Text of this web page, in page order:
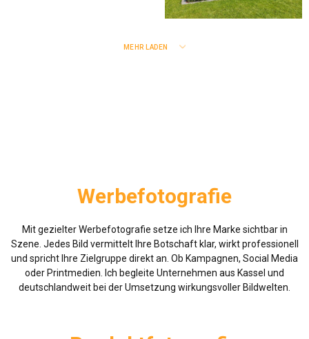
MEHR LADEN
Werbefotografie
Mit gezielter Werbefotografie setze ich Ihre Marke sichtbar in
Szene. Jedes Bild vermittelt Ihre Botschaft klar, wirkt professionell
und spricht Ihre Zielgruppe direkt an. Ob Kampagnen, Social Media
oder Printmedien. Ich begleite Unternehmen aus Kassel und
deutschlandweit bei der Umsetzung wirkungsvoller Bildwelten.